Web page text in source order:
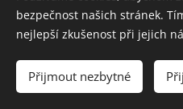
DO
Vytvořeno službou
bezpečnost našich stránek.
nejlepší zkušenost při jejich
Přijmout nezbytné